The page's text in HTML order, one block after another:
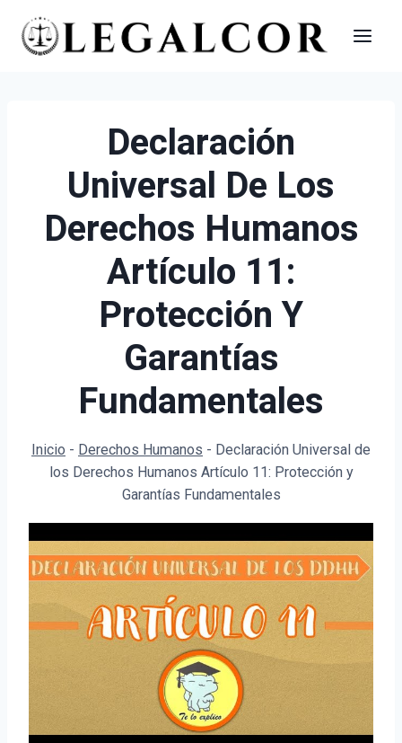
Saltar
Declaración
Universal De Los
Derechos Humanos
Artículo 11:
Protección Y
Garantías
Fundamentales
Inicio - Derechos Humanos - Declaración Universal de
los Derechos Humanos Artículo 11: Protección y
Garantías Fundamentales